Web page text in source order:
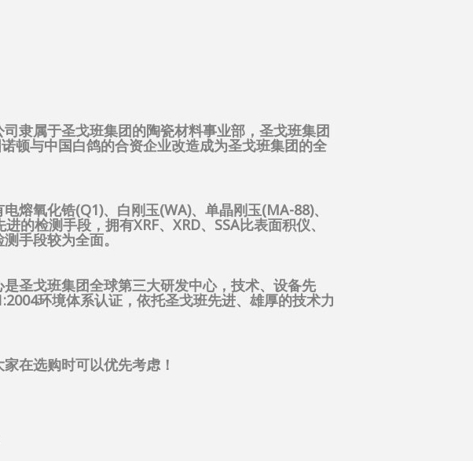
隶属于圣戈班集团的陶瓷材料事业部，圣戈班集团
顿与中国白鸽的合资企业改造成为圣戈班集团的全
熔氧化锆(Q1)、白刚玉(WA)、单晶刚玉(MA-88)、
检测手段，拥有XRF、XRD、SSA比表面积仪、
手段较为全面。
圣戈班集团全球第三大研发中心，技术、设备先
环境体系认证，依托圣戈班先进、雄厚的技术力
在选购时可以优先考虑！